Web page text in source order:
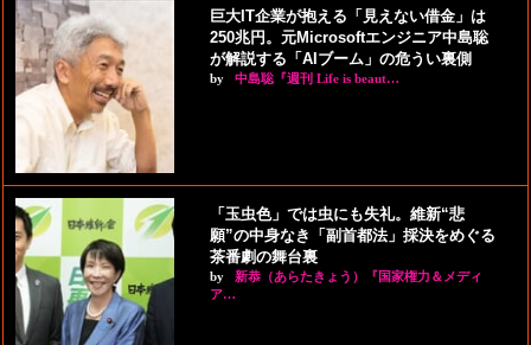
巨大IT企業が抱える「見えない借金」は
250兆円。元Microsoftエンジニア中島聡
が解説する「AIブーム」の危うい裏側
by 中島聡『週刊 Life is beaut…
「玉虫色」では虫にも失礼。維新“悲
願”の中身なき「副首都法」採決をめぐる
茶番劇の舞台裏
by
新恭（あらたきょう）『国家権力＆メディ
ア…